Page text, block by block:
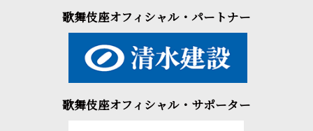
歌舞伎座オフィシャル・パートナー
歌舞伎座オフィシャル・サポーター